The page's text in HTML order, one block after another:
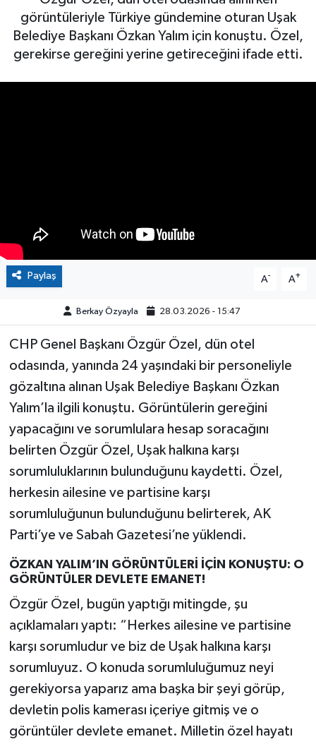
görüntüleriyle Türkiye gündemine oturan Uşak
Belediye Başkanı Özkan Yalım için konuştu. Özel,
gerekirse gereğini yerine getireceğini ifade etti.
Paylaş A- A+
Berkay Özyayla 28.03.2026 - 15:47
CHP Genel Başkanı Özgür Özel, dün otel
odasında, yanında 24 yaşındaki bir personeliyle
gözaltına alınan Uşak Belediye Başkanı Özkan
Yalım’la ilgili konuştu. Görüntülerin gereğini
yapacağını ve sorumlulara hesap soracağını
belirten Özgür Özel, Uşak halkına karşı
sorumluluklarının bulunduğunu kaydetti. Özel,
herkesin ailesine ve partisine karşı
sorumluluğunun bulunduğunu belirterek, AK
Parti’ye ve Sabah Gazetesi’ne yüklendi.
ÖZKAN YALIM’IN GÖRÜNTÜLERİ İÇİN KONUŞTU: O
GÖRÜNTÜLER DEVLETE EMANET!
Özgür Özel, bugün yaptığı mitingde, şu
açıklamaları yaptı: “Herkes ailesine ve partisine
karşı sorumludur ve biz de Uşak halkına karşı
sorumluyuz. O konuda sorumluluğumuz neyi
gerekiyorsa yaparız ama başka bir şeyi görüp,
devletin polis kamerası içeriye gitmiş ve o
görüntüler devlete emanet. Milletin özel hayatı